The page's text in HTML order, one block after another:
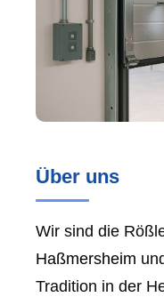
Über uns
Wir sind die
Haßmersheim
Tradition in der